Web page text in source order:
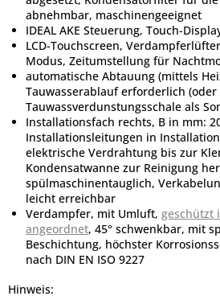
abnehmbar, maschinengeeignet
IDEAL AKE Steuerung, Touch-
LCD-Touchscreen,
Modus, Zeitumstellung für
automatische Abtauung (mittels
Tauwasserablauf erforderlich
Tauwassverdunstungsschale als
Installationsfach rechts, B in mm:
Installationsleitungen in
elektrische Verdrahtung bis zur
Kondensatwanne zur Reinigung
spülmaschinentauglich,
leicht erreichbar
Verdampfer, mit Umluft, geschützt
angeordnet, 45° schwenkbar, mit
Beschichtung, höchster
nach DIN EN ISO 9227
Hinweis: